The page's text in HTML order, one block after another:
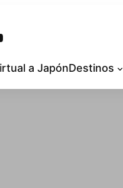
a JapónDestinos